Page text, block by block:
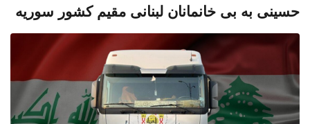
حسینی به بی خانمانان لبنانی مقیم کشور سوریه